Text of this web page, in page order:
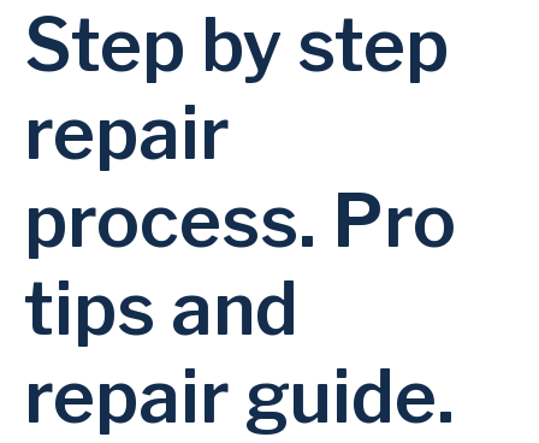
Step by step
repair
process. Pro
tips and
repair guide.